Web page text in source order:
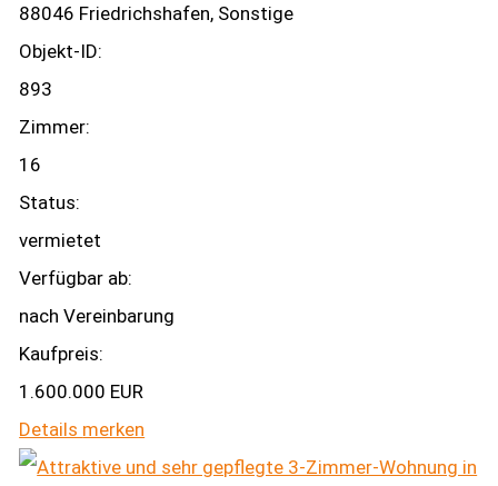
88046 Friedrichshafen, Sonstige
Objekt-ID:
893
Zimmer:
16
Status:
vermietet
Verfügbar ab:
nach Vereinbarung
Kaufpreis:
1.600.000 EUR
Details merken